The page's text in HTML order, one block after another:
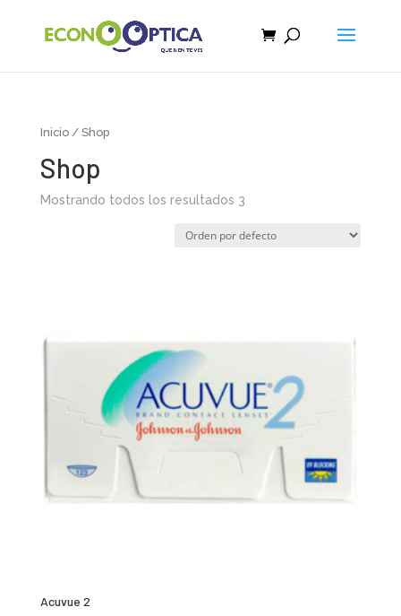
Inicio/ Shop
Shop
Mostrando todos los resultados 3
Acuvue 2